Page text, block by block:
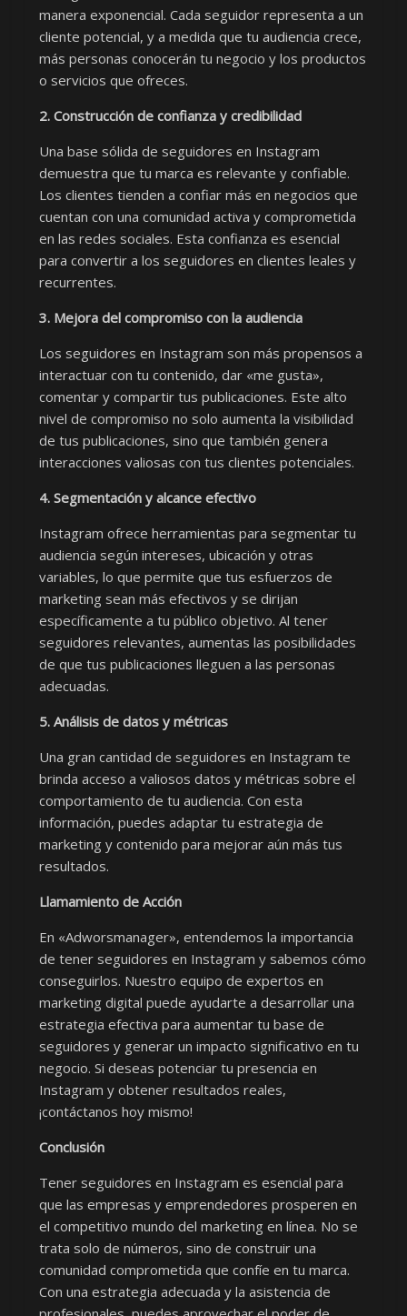
manera exponencial. Cada seguidor representa a un
cliente potencial, y a medida que tu audiencia crece,
más personas conocerán tu negocio y los productos
o servicios que ofreces.
2. Construcción de confianza y credibilidad
Una base sólida de seguidores en Instagram
demuestra que tu marca es relevante y confiable.
Los clientes tienden a confiar más en negocios que
cuentan con una comunidad activa y comprometida
en las redes sociales. Esta confianza es esencial
para convertir a los seguidores en clientes leales y
recurrentes.
3. Mejora del compromiso con la audiencia
Los seguidores en Instagram son más propensos a
interactuar con tu contenido, dar «me gusta»,
comentar y compartir tus publicaciones. Este alto
nivel de compromiso no solo aumenta la visibilidad
de tus publicaciones, sino que también genera
interacciones valiosas con tus clientes potenciales.
4. Segmentación y alcance efectivo
Instagram ofrece herramientas para segmentar tu
audiencia según intereses, ubicación y otras
variables, lo que permite que tus esfuerzos de
marketing sean más efectivos y se dirijan
específicamente a tu público objetivo. Al tener
seguidores relevantes, aumentas las posibilidades
de que tus publicaciones lleguen a las personas
adecuadas.
5. Análisis de datos y métricas
Una gran cantidad de seguidores en Instagram te
brinda acceso a valiosos datos y métricas sobre el
comportamiento de tu audiencia. Con esta
información, puedes adaptar tu estrategia de
marketing y contenido para mejorar aún más tus
resultados.
Llamamiento de Acción
En «Adworsmanager», entendemos la importancia
de tener seguidores en Instagram y sabemos cómo
conseguirlos. Nuestro equipo de expertos en
marketing digital puede ayudarte a desarrollar una
estrategia efectiva para aumentar tu base de
seguidores y generar un impacto significativo en tu
negocio. Si deseas potenciar tu presencia en
Instagram y obtener resultados reales,
¡contáctanos hoy mismo!
Conclusión
Tener seguidores en Instagram es esencial para
que las empresas y emprendedores prosperen en
el competitivo mundo del marketing en línea. No se
trata solo de números, sino de construir una
comunidad comprometida que confíe en tu marca.
Con una estrategia adecuada y la asistencia de